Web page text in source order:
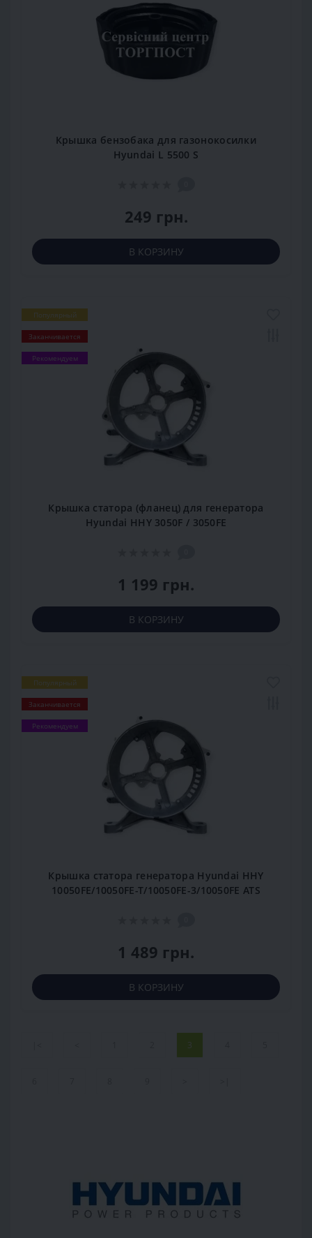
Крышка бензобака для газонокосилки
Hyundai L 5500 S
249 грн.
В КОРЗИНУ
Популярный
Заканчивается
Рекомендуем
Крышка статора (фланец) для генератора
Hyundai HHY 3050F / 3050FE
1 199 грн.
В КОРЗИНУ
Популярный
Заканчивается
Рекомендуем
Крышка статора генератора Hyundai HHY
10050FE/10050FE-T/10050FE-3/10050FE ATS
1 489 грн.
В КОРЗИНУ
3